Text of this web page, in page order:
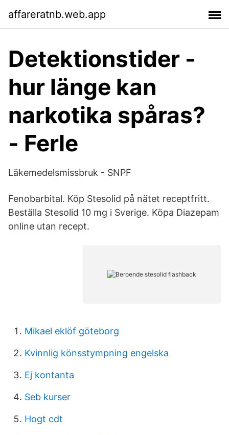
affareratnb.web.app
Detektionstider -
hur länge kan
narkotika spåras?
- Ferle
Läkemedelsmissbruk - SNPF
Fenobarbital. Köp Stesolid på nätet receptfritt.
Beställa Stesolid 10 mg i Sverige. Köpa Diazepam
online utan recept.
Mikael eklöf göteborg
Kvinnlig könsstympning engelska
Ej kontanta
Seb kurser
Hogt cdt